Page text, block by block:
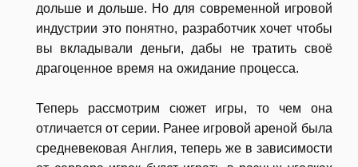
дольше и дольше. Но для современной игровой
индустрии это понятно, разработчик хочет чтобы
вы вкладывали деньги, дабы не тратить своё
драгоценное время на ожидание процесса.
Теперь рассмотрим сюжет игры, то чем она
отличается от серии. Ранее игровой ареной была
средневековая Англия, теперь же в зависимости